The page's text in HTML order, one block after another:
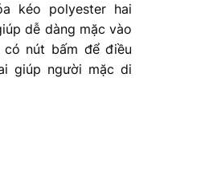
kéo polyester hai
dễ dàng mặc vào
nút bấm để điều
giúp người mặc di